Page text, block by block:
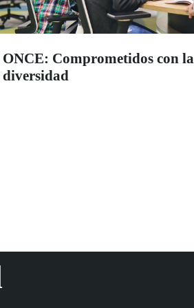
ONCE: Comprometidos con la
diversidad